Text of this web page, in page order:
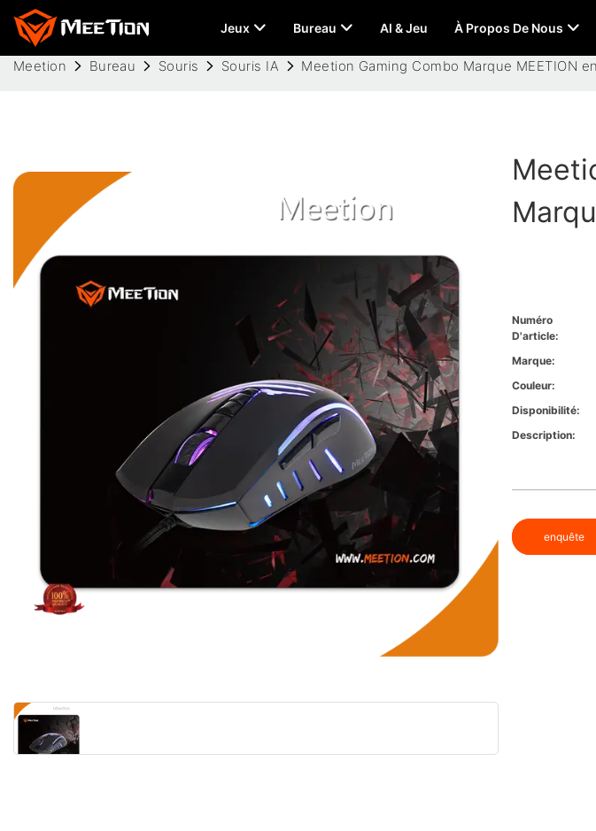
Jeux Bureau AI & Jeu À Propos De Nous
Meetion Bureau Souris Souris IA Meetion Gaming Combo Marque MEETION
Numéro
D'article:
Marque:
Couleur:
Disponibilité:
Description:
enquête